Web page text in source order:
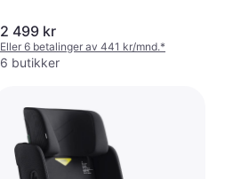
2 499 kr
Eller 6 betalinger av 441 kr/mnd.*
6 butikker